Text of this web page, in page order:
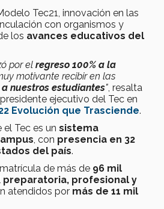
Tec21, innovación en las
con organismos y
los avances educativos del
por el regreso 100% a la
motivante recibir en las
nuestros estudiantes" , resalta
ejecutivo del Tec en
Evolución que Trasciende.
el Tec es un sistema
, con presencia en 32
del país.
de más de 96 mil
preparatoria, profesional y
atendidos por más de 11 mil